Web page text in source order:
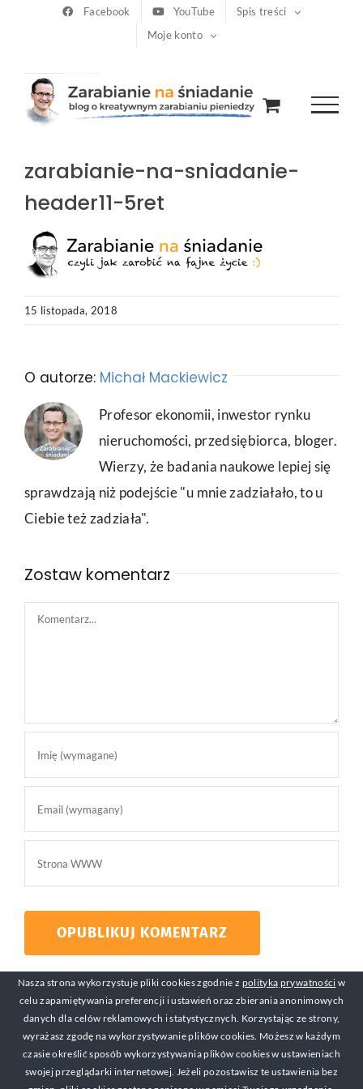
Facebook YouTube
Spis treści
Moje konto
zarabianie-na-sniadanie-
header11-5ret
15 listopada, 2018
O autorze: Michał Mackiewicz
Profesor ekonomii, inwestor rynku
nieruchomości, przedsiębiorca, bloger.
Wierzy, że badania naukowe lepiej się
sprawdzają niż podejście "u mnie zadziałało, to u
Ciebie też zadziała".
Zostaw komentarz
Comment
© Copyright 2017-2019 Michał Mackiewicz Kontakt:
Nasza strona wykorzystuje pliki cookies zgodnie z polityką prywatności w
celu zapamiętywania preferencji i ustawień oraz zbierania anonimowych
danych dla celów reklamowych i statystycznych. Korzystając ze strony,
wyrażasz zgodę na wykorzystywanie plików cookies. Możesz w każdym
czasie określić sposób wykorzystywania plików cookies w ustawieniach
swojej przeglądarki internetowej. Jeżeli pozostawisz te ustawienia bez